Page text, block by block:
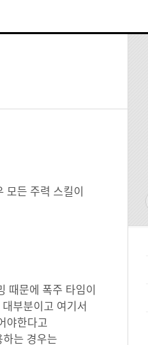
모든 주력 스킬이
때문에 폭주 타임이
부분이고 여기서
야한다고
는 경우는